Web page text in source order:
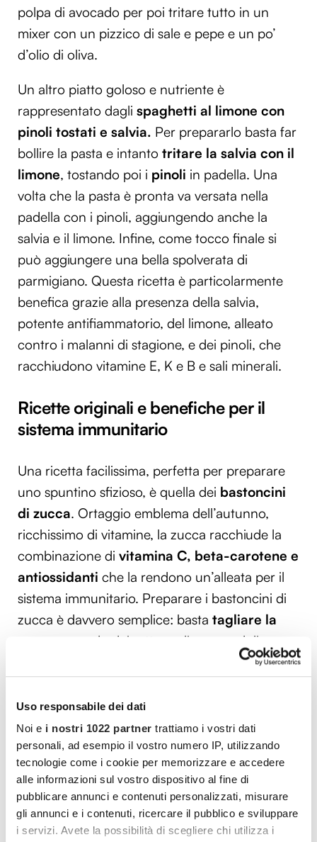
Uso responsabile dei dati
Noi e i nostri 1022 partner trattiamo i vostri dati
personali, ad esempio il vostro numero IP, utilizzando
tecnologie come i cookie per memorizzare e accedere
alle informazioni sul vostro dispositivo al fine di
pubblicare annunci e contenuti personalizzati, misurare
gli annunci e i contenuti, ricercare il pubblico e sviluppare
i servizi. Avete la possibilità di scegliere chi utilizza i
polpa di avocado per poi tritare tutto in un
mixer con un pizzico di sale e pepe e un po’
d’olio di oliva.
Un altro piatto goloso e nutriente è
rappresentato dagli spaghetti al limone con
pinoli tostati e salvia. Per prepararlo basta far
bollire la pasta e intanto tritare la salvia con il
limone, tostando poi i pinoli in padella. Una
volta che la pasta è pronta va versata nella
padella con i pinoli, aggiungendo anche la
salvia e il limone. Infine, come tocco finale si
può aggiungere una bella spolverata di
parmigiano. Questa ricetta è particolarmente
benefica grazie alla presenza della salvia,
potente antifiammatorio, del limone, alleato
contro i malanni di stagione, e dei pinoli, che
racchiudono vitamine E, K e B e sali minerali.
Ricette originali e benefiche per il
sistema immunitario
Una ricetta facilissima, perfetta per preparare
uno spuntino sfizioso, è quella dei bastoncini
di zucca. Ortaggio emblema dell’autunno,
ricchissimo di vitamine, la zucca racchiude la
combinazione di vitamina C, beta-carotene e
antiossidanti che la rendono un’alleata per il
sistema immunitario. Preparare i bastoncini di
zucca è davvero semplice: basta tagliare la
creando dei rettangoli, passandoli con
olio, rosmarino, aglio, amido e peperoncino a
che non risultano croccanti.
Per una colazioneo uno spuntino con cui fare
il pieno di energia, rafforzando le difese
immunitarie,le bowl di fruttasono un
toccasana. Possiamo prepararne una versione
gustosa unendo lo yogurt greco, concentrato